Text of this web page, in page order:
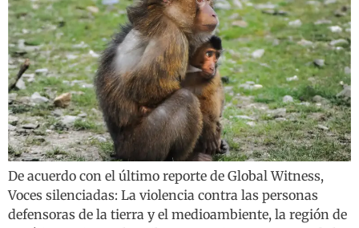
De acuerdo con el último reporte de Global Witness,
Voces silenciadas: La violencia contra las personas
defensoras de la tierra y el medioambiente, la región de